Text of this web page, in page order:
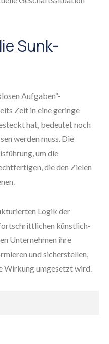
Sunk-
Aufgaben“-
Zeit in eine geringe
hat, bedeutet noch
werden muss. Die
um die
die den Zielen
Logik der
künstlich-
Unternehmen ihre
und sicherstellen,
Wirkung umgesetzt wird.